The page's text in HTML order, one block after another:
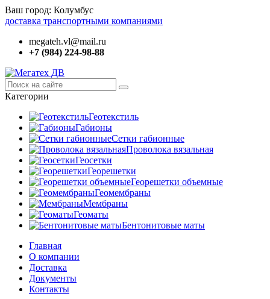
Ваш город: Колумбус
доставка транспортными компаниями
megateh.vl@mail.ru
+7 (984) 224-98-88
Категории
Геотекстиль
Габионы
Сетки габионные
Проволока вязальная
Геосетки
Георешетки
Георешетки объемные
Геомембраны
Мембраны
Геоматы
Бентонитовые маты
Главная
О компании
Доставка
Документы
Контакты